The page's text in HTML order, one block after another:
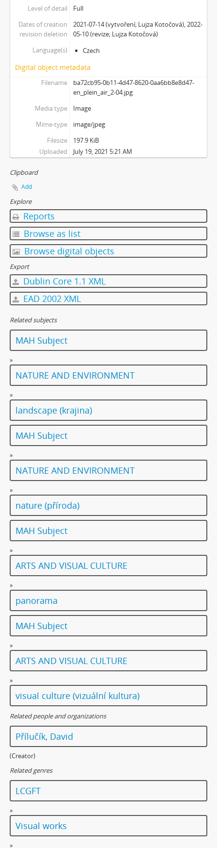
[Subseries] Pinup
[Subseries] Čas zkoušky
[Subseries] Musica Picta – Hodina slavnosti
[Subseries] Musica Picta – Minuty strachu
[Subseries] Velká dětská symfonie
[Subseries] Musica Picta – Čas radování
[Subseries] Musica Picta – Čas veselosti
[Subseries] Wet Video
[Subseries] Bílá skála
[Subseries] Hortvs Winariencis Mayrav
[Subseries] Lampyris
[Subseries] Marienbad
[Subseries] Na vrcholu / Zebín
[Subseries] Tvář
[Subseries] Kontrasty života
[Subseries] Cosmos – Křižíkova fontána
Level of detail
Full
Dates of creation
revision deletion
2021-07-14 (vytvoření; Lujza Kotočová), 2022-
05-10 (revize; Lujza Kotočová)
Language(s)
Czech
Digital object metadata
Filename
ba72cb95-0b11-4d47-8620-0aa6bb8e8d47-
en_plein_air_2-04.jpg
Media type
Image
Mime-type
image/jpeg
Filesize
197.9 KiB
Uploaded
July 19, 2021 5:21 AM
Clipboard
Add
Explore
Reports
Browse as list
Browse digital objects
Export
Dublin Core 1.1 XML
EAD 2002 XML
Related subjects
MAH Subject
»
NATURE AND ENVIRONMENT
»
landscape (krajina)
MAH Subject
»
NATURE AND ENVIRONMENT
»
nature (příroda)
MAH Subject
»
ARTS AND VISUAL CULTURE
»
panorama
MAH Subject
»
ARTS AND VISUAL CULTURE
»
visual culture (vizuální kultura)
Related people and organizations
Přílučík, David
(Creator)
Related genres
LCGFT
»
Visual works
»